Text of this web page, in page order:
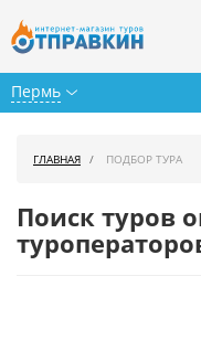
Пермь
Горящие туры
ГЛАВНАЯ ПОДБОР ТУРА
Поиск туров